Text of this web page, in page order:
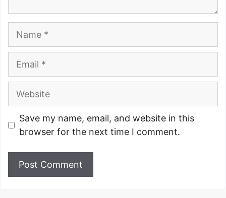
Website
Save my name, email, and website in this
browser for the next time I comment.